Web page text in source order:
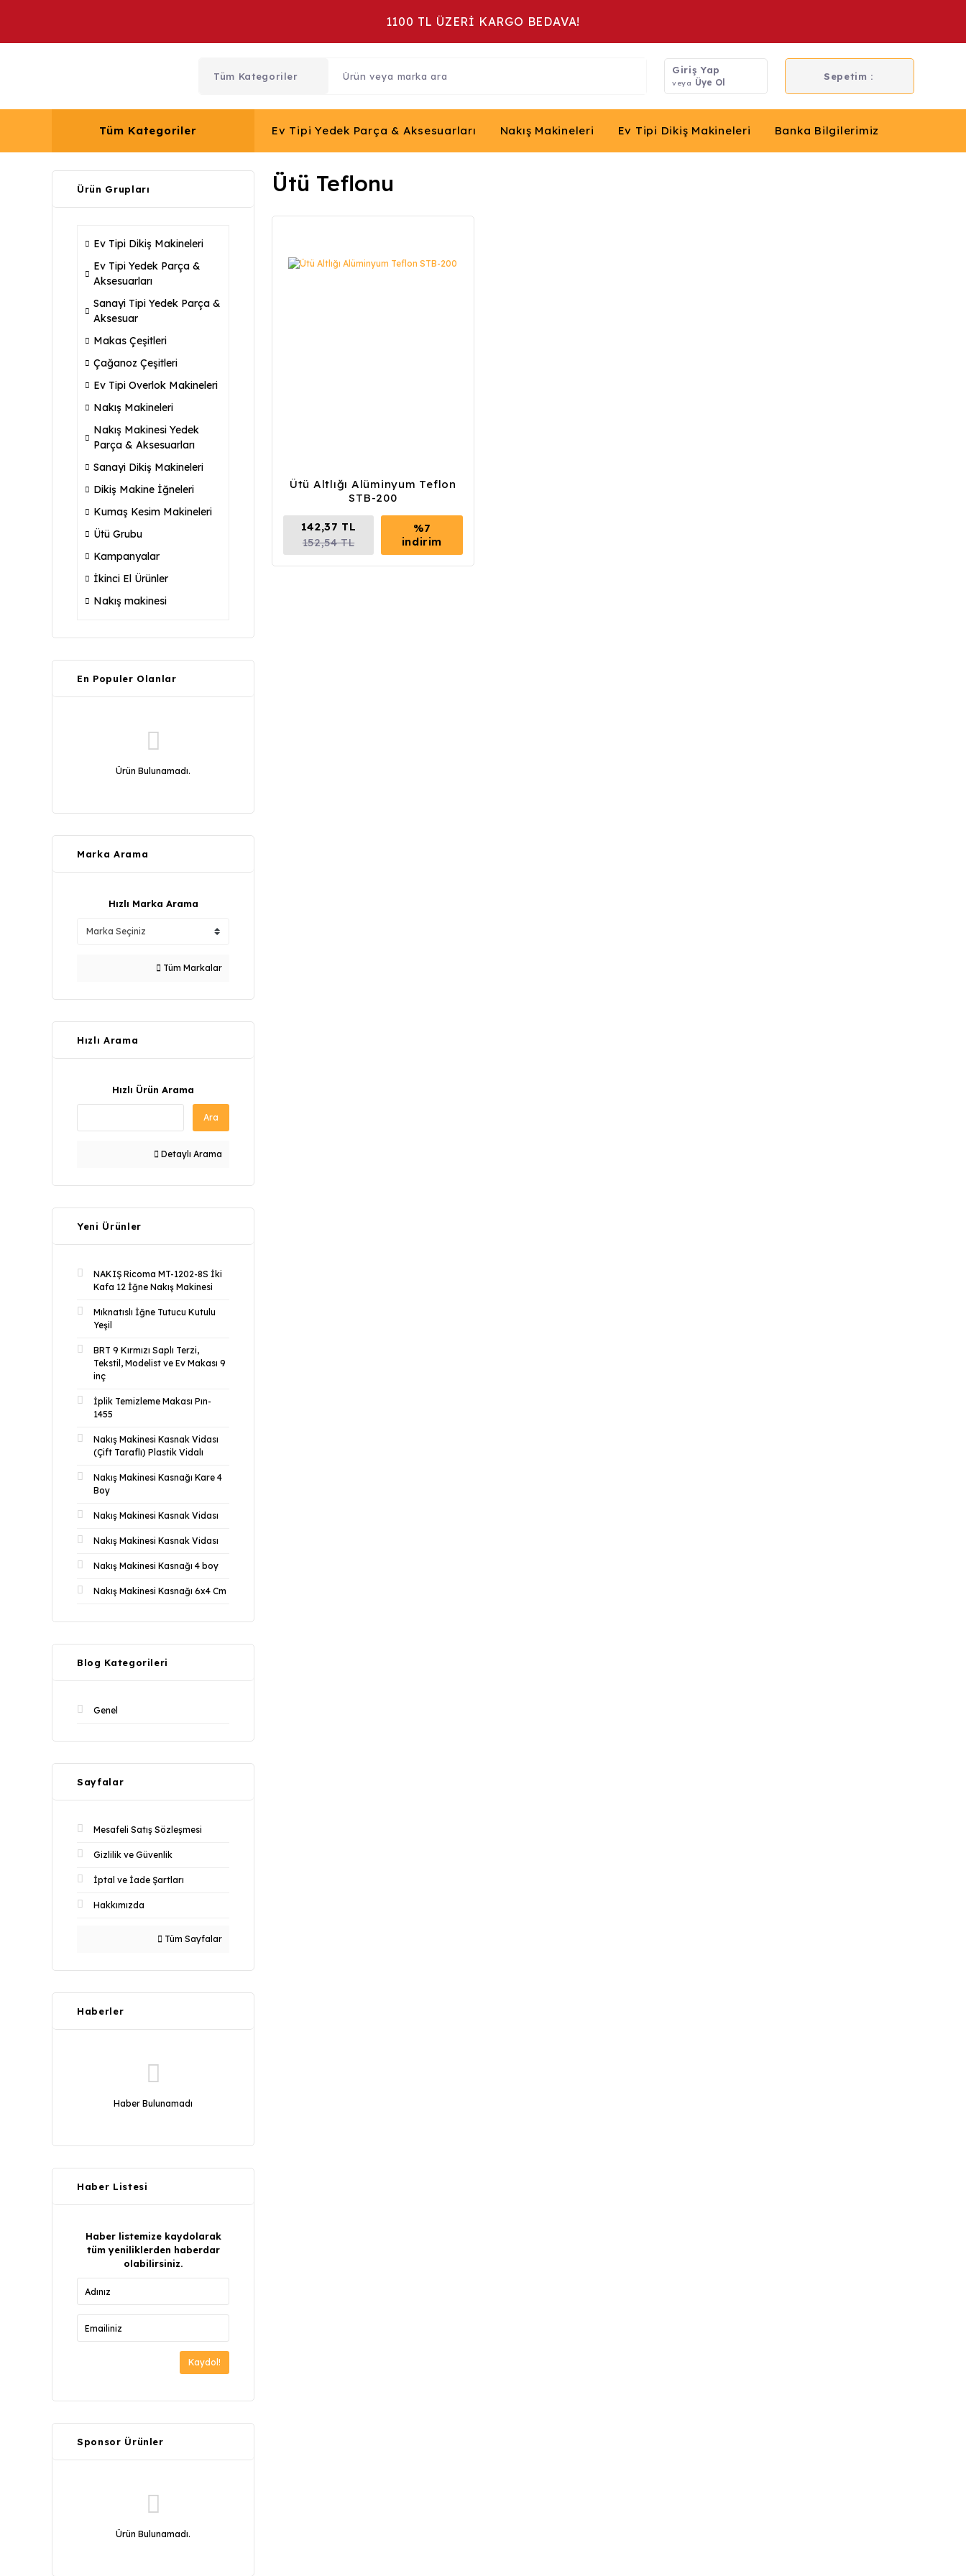
1100 TL ÜZERİ KARGO BEDAVA!
Giriş Yap
veya Üye Ol
Sepetim :
Tüm Kategoriler Ev Tipi Yedek Parça & Aksesuarları Nakış Makineleri Ev Tipi Dikiş Makineleri Banka Bilgilerimiz
Ürün Grupları
Ev Tipi Dikiş Makineleri
Ev Tipi Yedek Parça &
Aksesuarları
Sanayi Tipi Yedek Parça &
Aksesuar
Makas Çeşitleri
Çağanoz Çeşitleri
Ev Tipi Overlok Makineleri
Nakış Makineleri
Nakış Makinesi Yedek
Parça & Aksesuarları
Sanayi Dikiş Makineleri
Dikiş Makine İğneleri
Kumaş Kesim Makineleri
Ütü Grubu
Kampanyalar
İkinci El Ürünler
Nakış makinesi
En Populer Olanlar
Ürün Bulunamadı.
Marka Arama
Hızlı Marka Arama
Tüm Markalar
Hızlı Arama
Hızlı Ürün Arama
Ara
Detaylı Arama
Yeni Ürünler
NAKIŞ Ricoma MT-1202-8S İki
Kafa 12 İğne Nakış Makinesi
Mıknatıslı İğne Tutucu Kutulu
Yeşil
BRT 9 Kırmızı Saplı Terzi,
Tekstil, Modelist ve Ev Makası 9
inç
İplik Temizleme Makası Pın-
1455
Nakış Makinesi Kasnak Vidası
(Çift Taraflı) Plastik Vidalı
Nakış Makinesi Kasnağı Kare 4
Boy
Nakış Makinesi Kasnak Vidası
Nakış Makinesi Kasnak Vidası
Nakış Makinesi Kasnağı 4 boy
Nakış Makinesi Kasnağı 6x4 Cm
Blog Kategorileri
Genel
Sayfalar
Mesafeli Satış Sözleşmesi
Gizlilik ve Güvenlik
İptal ve İade Şartları
Hakkımızda
Tüm Sayfalar
Haberler
Haber Bulunamadı
Haber Listesi
Haber listemize kaydolarak
tüm yeniliklerden haberdar
olabilirsiniz.
Kaydol!
Sponsor Ürünler
Ürün Bulunamadı.
Ütü Teflonu
Ütü Altlığı Alüminyum Teflon
STB-200
142,37 TL
152,54 TL
%7
indirim